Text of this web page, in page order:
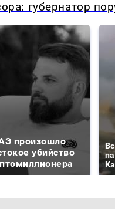
губернатор
произошло
убийство